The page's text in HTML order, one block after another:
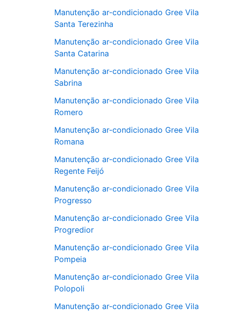
Manutenção ar-condicionado Gree Vila
Santa Terezinha
Manutenção ar-condicionado Gree Vila
Santa Catarina
Manutenção ar-condicionado Gree Vila
Sabrina
Manutenção ar-condicionado Gree Vila
Romero
Manutenção ar-condicionado Gree Vila
Romana
Manutenção ar-condicionado Gree Vila
Regente Feijó
Manutenção ar-condicionado Gree Vila
Progresso
Manutenção ar-condicionado Gree Vila
Progredior
Manutenção ar-condicionado Gree Vila
Pompeia
Manutenção ar-condicionado Gree Vila
Polopoli
Manutenção ar-condicionado Gree Vila